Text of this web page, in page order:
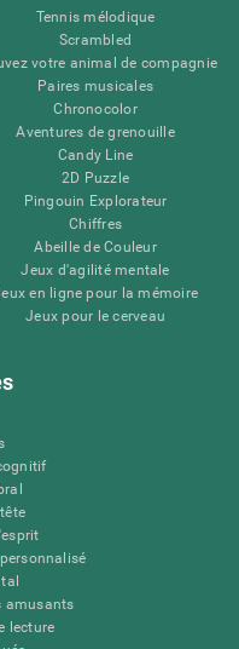
Tennis mélodique
Scrambled
votre animal de compagnie
Paires musicales
Chronocolor
Aventures de grenouille
Candy Line
2D Puzzle
Pingouin Explorateur
Chiffres
Abeille de Couleur
Jeux d'agilité mentale
en ligne pour la mémoire
Jeux pour le cerveau
amusants
lecture